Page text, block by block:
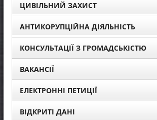
ЦИВІЛЬНИЙ ЗАХИСТ
АНТИКОРУПЦІЙНА ДІЯЛЬНІСТЬ
КОНСУЛЬТАЦІЇ З ГРОМАДСЬКІСТЮ
ВАКАНСІЇ
ЕЛЕКТРОННІ ПЕТИЦІЇ
ВІДКРИТІ ДАНІ